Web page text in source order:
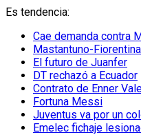
Es tendencia:
Cae demanda contra
Mastantuno-Fiorentina
El futuro de Juanfer
DT rechazó a Ecuador
Contrato de Enner
Fortuna Messi
Juventus va por un
Emelec fichaje